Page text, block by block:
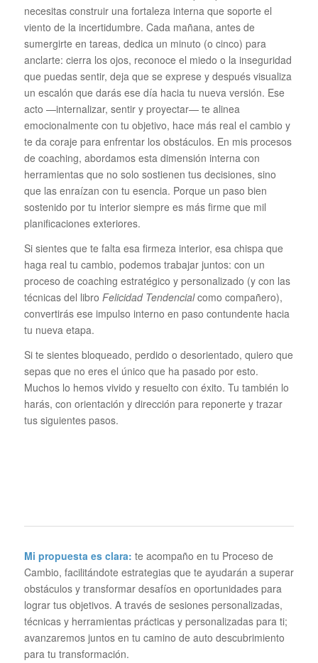
necesitas construir una fortaleza interna que soporte el
viento de la incertidumbre. Cada mañana, antes de
sumergirte en tareas, dedica un minuto (o cinco) para
anclarte: cierra los ojos, reconoce el miedo o la inseguridad
que puedas sentir, deja que se exprese y después visualiza
un escalón que darás ese día hacia tu nueva versión. Ese
acto —internalizar, sentir y proyectar— te alinea
emocionalmente con tu objetivo, hace más real el cambio y
te da coraje para enfrentar los obstáculos. En mis procesos
de coaching, abordamos esta dimensión interna con
herramientas que no solo sostienen tus decisiones, sino
que las enraízan con tu esencia. Porque un paso bien
sostenido por tu interior siempre es más firme que mil
planificaciones exteriores.
Si sientes que te falta esa firmeza interior, esa chispa que
haga real tu cambio, podemos trabajar juntos: con un
proceso de coaching estratégico y personalizado (y con las
técnicas del libro Felicidad Tendencialcomo compañero),
convertirás ese impulso interno en paso contundente hacia
tu nueva etapa.
Si te sientes bloqueado, perdido o desorientado, quiero que
sepas que no eres el único que ha pasado por esto.
Muchos lo hemos vivido y resuelto con éxito. Tu también lo
harás, con orientación y dirección para reponerte y trazar
tus siguientes pasos.
Mi propuesta es clara: te acompaño en tu Proceso de
Cambio, facilitándote estrategias que te ayudarán a superar
obstáculos y transformar desafíos en oportunidades para
lograr tus objetivos. A través de sesiones personalizadas,
técnicas y herramientas prácticas y personalizadas para ti;
avanzaremos juntos en tu camino de auto descubrimiento
para tu transformación.